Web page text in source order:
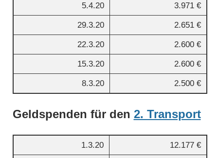
5.4.20 3.971 €
29.3.20 2.651 €
22.3.20 2.600 €
15.3.20 2.600 €
8.3.20 2.500 €
Geldspenden für den 2. Transport
1.3.20 12.177 €